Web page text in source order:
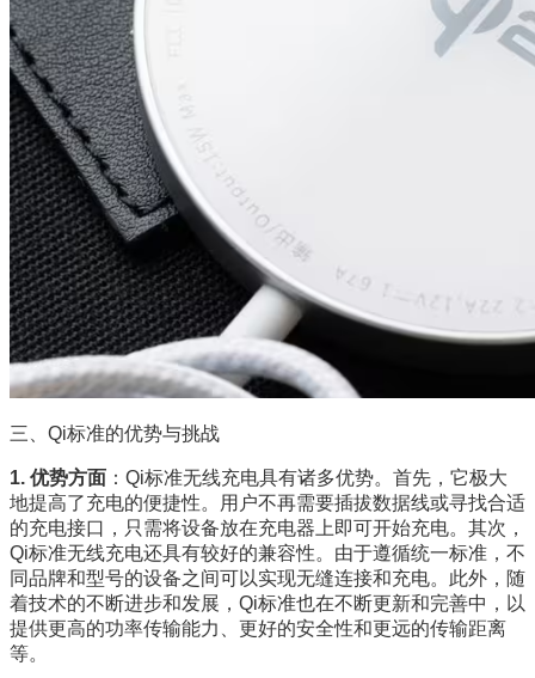
三、Qi标准的优势与挑战
1. 优势方面 ：Qi标准无线充电具有诸多优势。首先，它极大
地提高了充电的便捷性。用户不再需要插拔数据线或寻找合适
的充电接口，只需将设备放在充电器上即可开始充电。其次，
Qi标准无线充电还具有较好的兼容性。由于遵循统一标准，不
同品牌和型号的设备之间可以实现无缝连接和充电。此外，随
着技术的不断进步和发展，Qi标准也在不断更新和完善中，以
提供更高的功率传输能力、更好的安全性和更远的传输距离
等。